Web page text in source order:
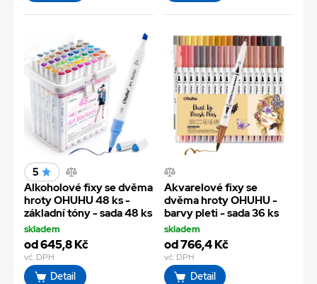
5
Alkoholové fixy se dvěma
hroty OHUHU 48 ks -
základní tóny - sada 48 ks
skladem
od 645,8 Kč
vč. DPH
Detail
Akvarelové fixy se
dvěma hroty OHUHU -
barvy pleti - sada 36 ks
skladem
od 766,4 Kč
vč. DPH
Detail